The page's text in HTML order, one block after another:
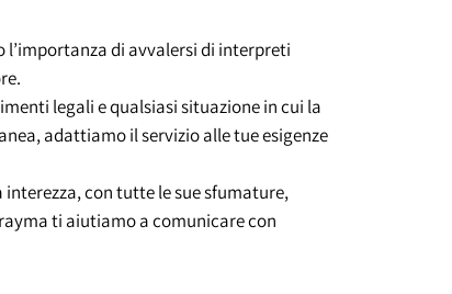
di avvalersi di interpreti
legali e qualsiasi situazione in cui la
adattiamo il servizio alle tue esigenze
con tutte le sue sfumature,
ti aiutiamo a comunicare con